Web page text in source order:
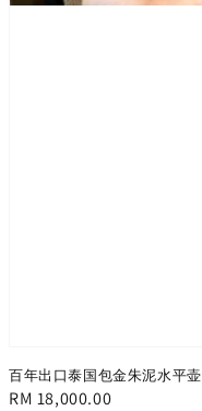
百年出口泰国包金朱泥水平壶
Regular
RM 18,000.00